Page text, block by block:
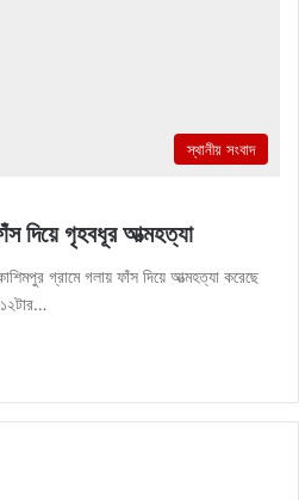
স্থানীয় সংবাদ
দিয়ে গৃহবধূর আত্মহত্যা
গ্রামে গলায় ফাঁস দিয়ে আত্মহত্যা করেছে